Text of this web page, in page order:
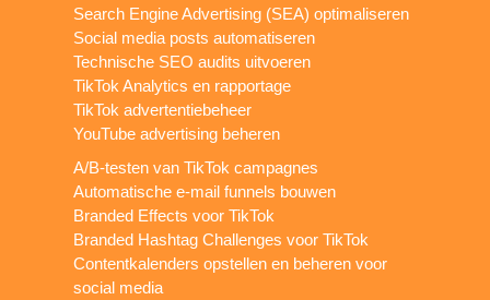
Search Engine Advertising (SEA) optimaliseren
Social media posts automatiseren
Technische SEO audits uitvoeren
TikTok Analytics en rapportage
TikTok advertentiebeheer
YouTube advertising beheren
A/B-testen van TikTok campagnes
Automatische e-mail funnels bouwen
Branded Effects voor TikTok
Branded Hashtag Challenges voor TikTok
Contentkalenders opstellen en beheren voor
social media